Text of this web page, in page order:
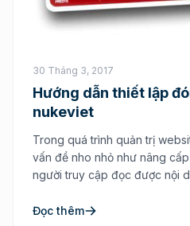
30 Tháng 3, 2017
Hướng dẫn thiết lập
nukeviet
Trong quá trình quản trị
vấn đề nho nhỏ như nâng
người truy cập đọc được nội
như bao mã nguồn khác thì
Đọc thêm